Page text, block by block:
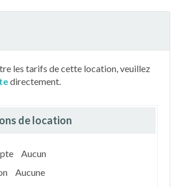
les tarifs de cette location, veuillez
directement.
de location
Aucun
Aucune